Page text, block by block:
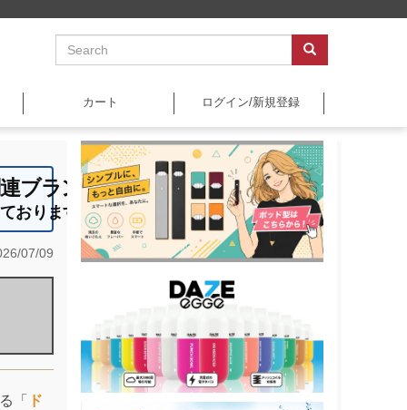
カート ログイン/新規登録
ブランドです ☆
おります ◇
07/09
「 ド